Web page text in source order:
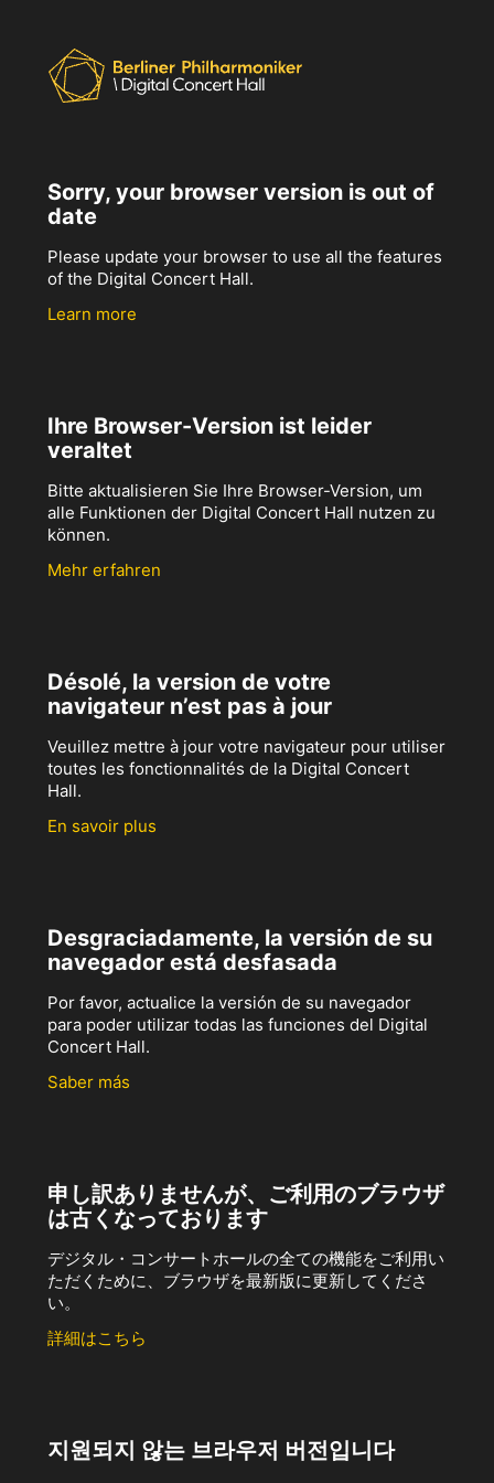
Sorry, your browser version is out of
date
Please update your browser to use all the features
of the Digital Concert Hall.
Learn more
Ihre Browser-Version ist leider
veraltet
Bitte aktualisieren Sie Ihre Browser-Version, um
alle Funktionen der Digital Concert Hall nutzen zu
können.
Mehr erfahren
Désolé, la version de votre
navigateur n’est pas à jour
Veuillez mettre à jour votre navigateur pour utiliser
toutes les fonctionnalités de la Digital Concert
Hall.
En savoir plus
Desgraciadamente, la versión de su
navegador está desfasada
Por favor, actualice la versión de su navegador
para poder utilizar todas las funciones del Digital
Concert Hall.
Saber más
申し訳ありませんが、ご利用のブラウザ
は古くなっております
デジタル・コンサートホールの全ての機能をご利用い
ただくために、ブラウザを最新版に更新してくださ
い。
詳細はこちら
지원되지 않는 브라우저 버전입니다